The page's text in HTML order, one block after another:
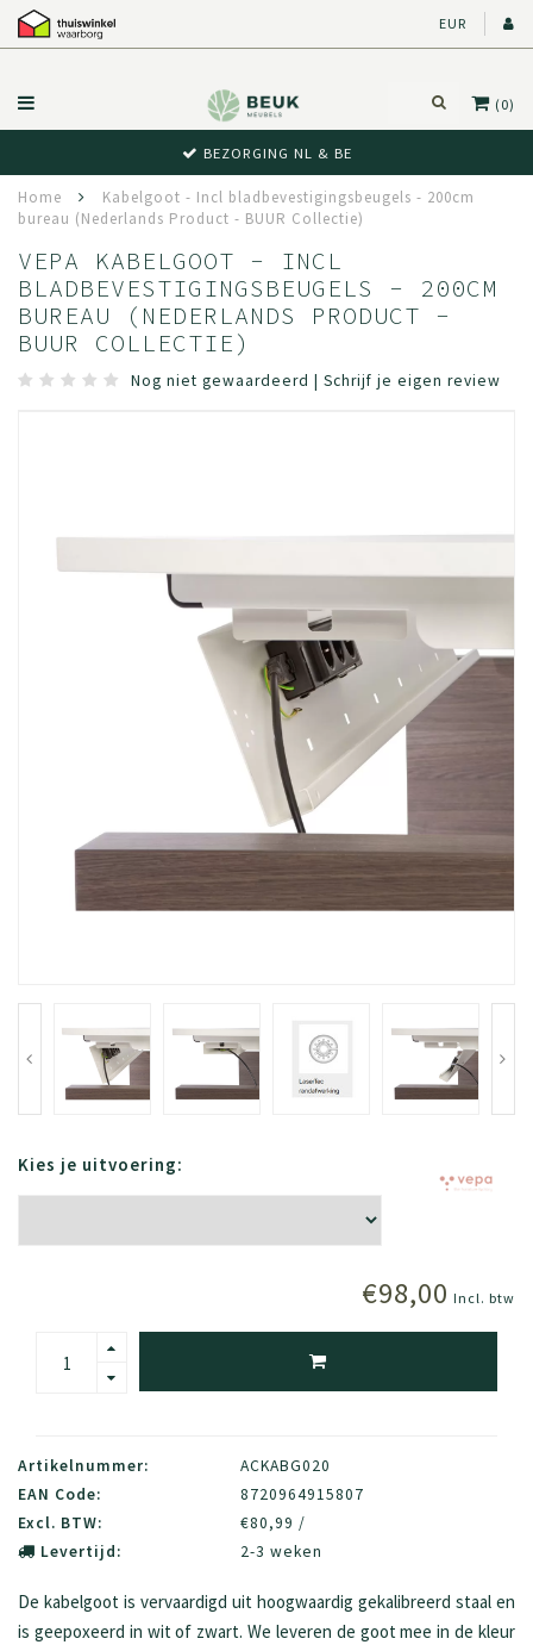
EUR
(0)
BEZORGING NL & BE
Home
Kabelgoot - Incl bladbevestigingsbeugels - 200cm
bureau (Nederlands Product - BUUR Collectie)
VEPA KABELGOOT - INCL
BLADBEVESTIGINGSBEUGELS - 200CM
BUREAU (NEDERLANDS PRODUCT -
BUUR COLLECTIE)
Nog niet gewaardeerd | Schrijf je eigen review
Kies je uitvoering:
€98,00 Incl. btw
Artikelnummer:
ACKABG020
EAN Code:
8720964915807
Excl. BTW:
€80,99 /
Levertijd:
2-3 weken
De kabelgoot is vervaardigd uit hoogwaardig gekalibreerd staal en
is geepoxeerd in wit of zwart. We leveren de goot mee in de kleur